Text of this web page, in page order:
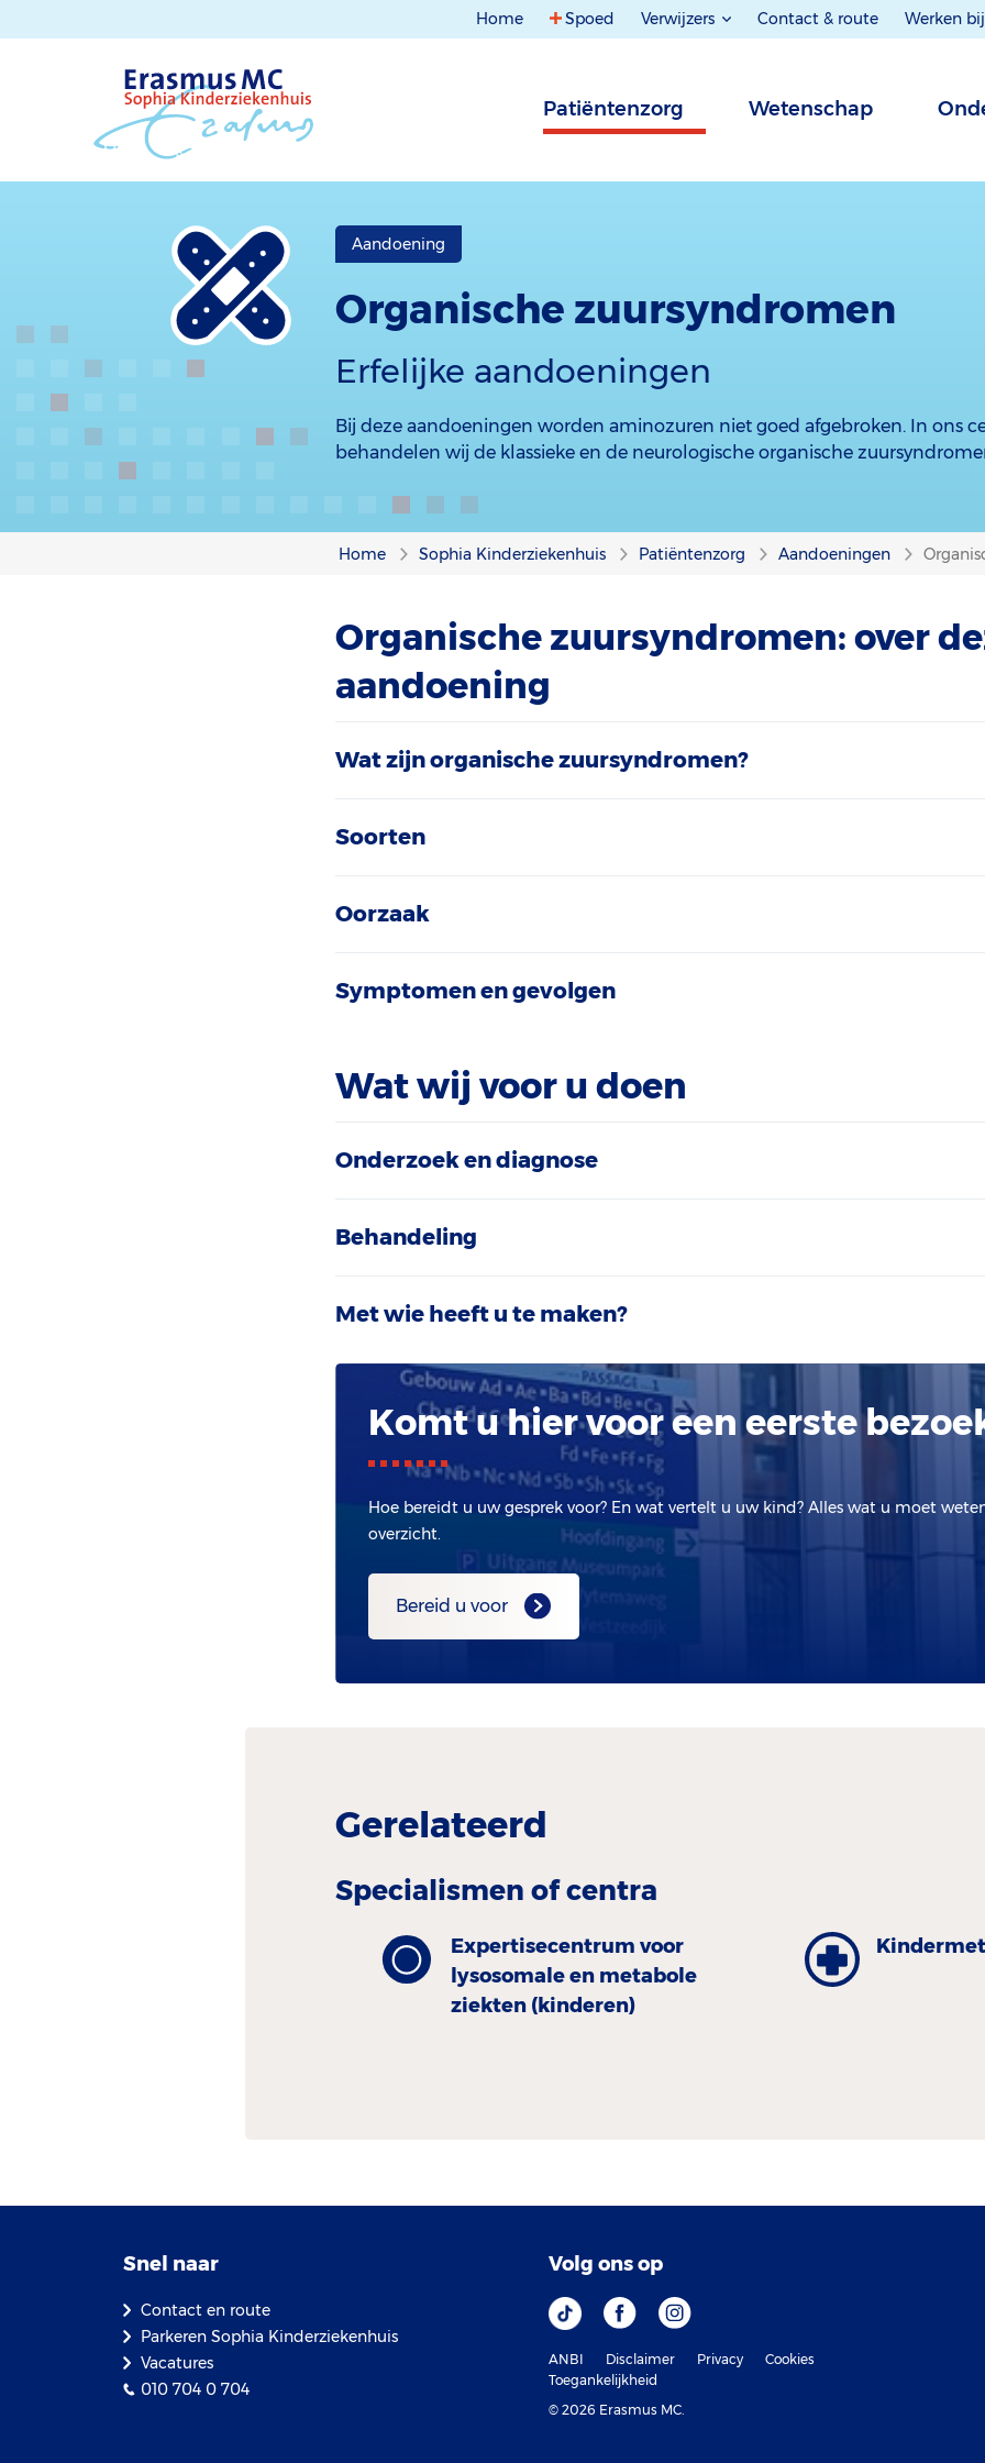
Home Spoed Verwijzers Contact & route Werken bij
Patiëntenzorg Wetenschap
Aandoening
Organische zuursyndromen
Erfelijke aandoeningen
Bij deze aandoeningen worden aminozuren niet goed afgebroken. In ons
behandelen wij de klassieke en de neurologische organische
Home Sophia Kinderziekenhuis Patiëntenzorg Aandoeningen
Organische zuursyndromen: over
aandoening
Wat zijn organische zuursyndromen?
Soorten
Oorzaak
Symptomen en gevolgen
Wat wij voor u doen
Onderzoek en diagnose
Behandeling
Met wie heeft u te maken?
Komt u hier voor een eerste
Hoe bereidt u uw gesprek voor? En wat vertelt u uw kind? Alles wat u moet
overzicht.
Bereid u voor
Gerelateerd
Specialismen of centra
Expertisecentrum voor
lysosomale en metabole
ziekten (kinderen)
Snel naar
Contact en route
Parkeren Sophia Kinderziekenhuis
Vacatures
010 704 0 704
Volg ons op
ANBI Disclaimer Privacy
Cookies
Toegankelijkheid
© 2026 Erasmus MC.